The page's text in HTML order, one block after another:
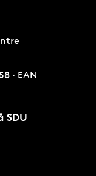
· EAN
SDU